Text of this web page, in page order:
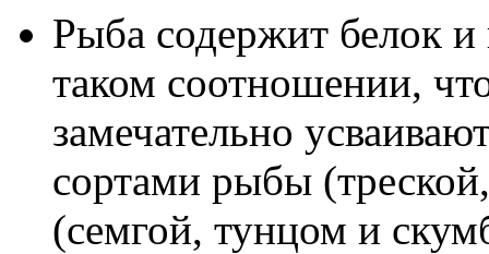
Рыба содержит белок
таком соотношении,
замечательно
сортами рыбы
(семгой, тунцом и